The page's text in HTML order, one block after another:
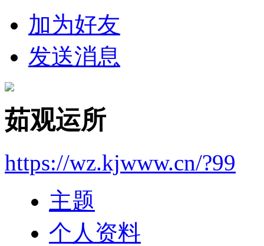
加为好友
发送消息
茹观运所
https://wz.kjwww.cn/?99
主题
个人资料